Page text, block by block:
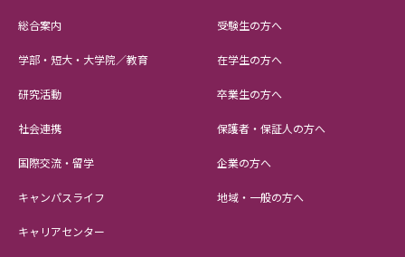
総合案内
学部・短大・大学院／教育
研究活動
社会連携
国際交流・留学
キャンパスライフ
キャリアセンター
受験生の方へ
在学生の方へ
卒業生の方へ
保護者・保証人の方へ
企業の方へ
地域・一般の方へ